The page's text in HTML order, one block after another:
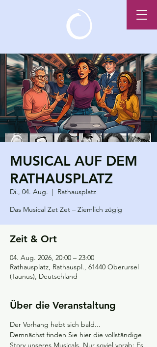
MUSICAL AUF DEM
RATHAUSPLATZ
Di., 04. Aug.
  |
Rathausplatz
Das Musical Zet Zet – Ziemlich zügig
Zeit & Ort
04. Aug. 2026, 20:00 – 23:00
Rathausplatz, Rathauspl., 61440 Oberursel
(Taunus), Deutschland
Über die Veranstaltung
Der Vorhang hebt sich bald...
Demnächst finden Sie hier die vollständige
Story unseres Musicals. Nur soviel vorab: Es